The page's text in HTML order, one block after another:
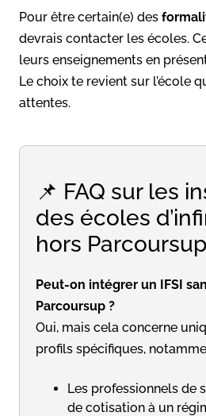
Pour être certain(e) des
devrais contacter les écoles.
leurs enseignements en
Le choix te revient sur l’école
attentes.
📌 FAQ sur les
des écoles
hors Parcoursup
Peut-on intégrer un IFSI
Parcoursup ?
Oui, mais cela concerne
profils spécifiques,
Les professionnels de
de cotisation à un